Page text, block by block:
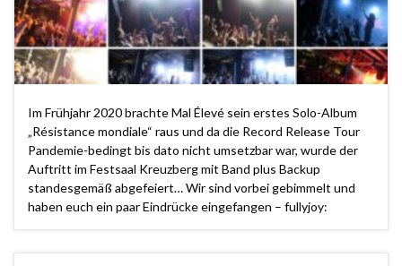
Im Frühjahr 2020 brachte Mal Élevé sein erstes Solo-Album
„Résistance mondiale“ raus und da die Record Release Tour
Pandemie-bedingt bis dato nicht umsetzbar war, wurde der
Auftritt im Festsaal Kreuzberg mit Band plus Backup
standesgemäß abgefeiert… Wir sind vorbei gebimmelt und
haben euch ein paar Eindrücke eingefangen – fullyjoy: